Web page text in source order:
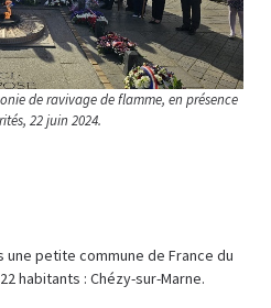
de ravivage de flamme, en présence
22 juin 2024.
une petite commune de France du
habitants : Chézy-sur-Marne.